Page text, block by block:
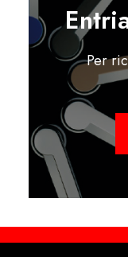
Per